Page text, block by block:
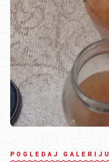
POGLEDAJ GALERIJU